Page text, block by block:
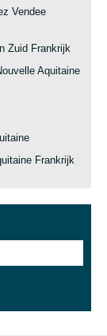
Vendee
Zuid Frankrijk
Aquitaine
Frankrijk